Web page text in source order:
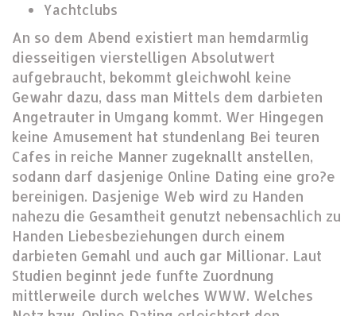
Yachtclubs
An so dem Abend existiert man hemdarmlig
diesseitigen vierstelligen Absolutwert
aufgebraucht, bekommt gleichwohl keine
Gewahr dazu, dass man Mittels dem darbieten
Angetrauter in Umgang kommt. Wer Hingegen
keine Amusement hat stundenlang Bei teuren
Cafes in reiche Manner zugeknallt anstellen,
sodann darf dasjenige Online Dating eine gro?e
bereinigen. Dasjenige Web wird zu Handen
nahezu die Gesamtheit genutzt nebensachlich zu
Handen Liebesbeziehungen durch einem
darbieten Gemahl und auch gar Millionar. Laut
Studien beginnt jede funfte Zuordnung
mittlerweile durch welches WWW. Welches